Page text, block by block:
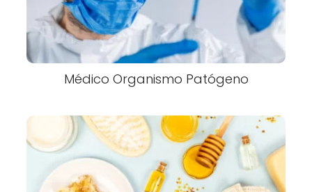
Médico Organismo Patógeno